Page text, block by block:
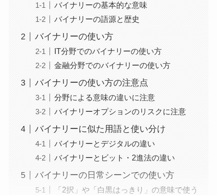
バイナリーの基本的な意味
バイナリーの語源と歴史
バイナリーの使い方
IT分野でのバイナリーの使い方
金融分野でのバイナリーの使い方
バイナリーの使い方の注意点
分野による意味の違いに注意
バイナリーオプションのリスクに注意
バイナリーに似た用語と使い分け
バイナリーとデジタルの違い
バイナリーとビット・2進法の違い
バイナリーの日常シーンでの使い方
「2択」や「白黒はっきり」の意味で使う